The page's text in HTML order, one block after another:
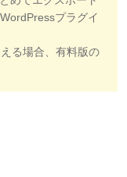
プラグイ
る場合、有料版の